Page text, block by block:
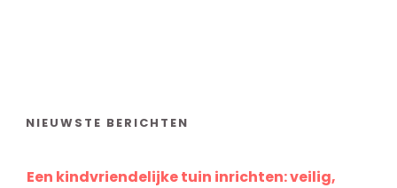
NIEUWSTE BERICHTEN
Een kindvriendelijke tuin inrichten: veilig,